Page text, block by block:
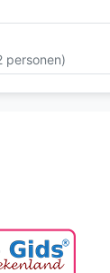
personen)